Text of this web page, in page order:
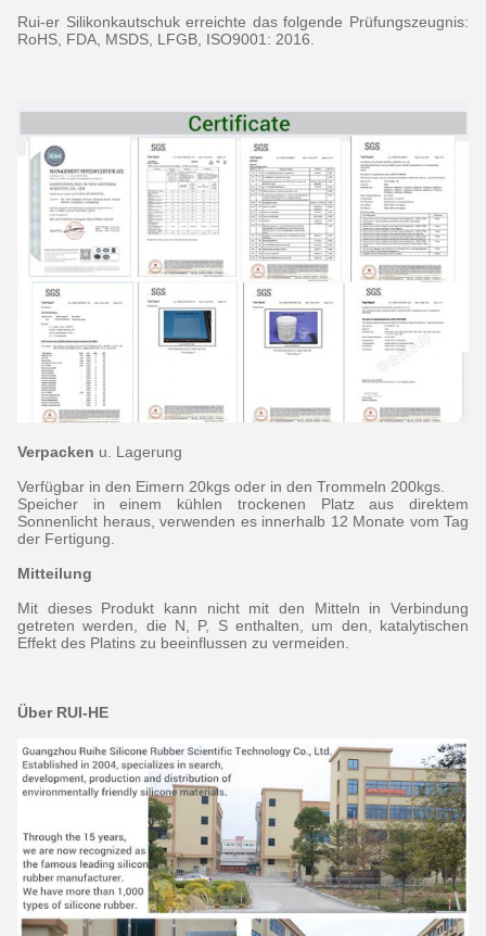
Rui-er Silikonkautschuk erreichte das folgende Prüfungszeugnis:
RoHS, FDA, MSDS, LFGB, ISO9001: 2016.
Verpacken u. Lagerung
Verfügbar in den Eimern 20kgs oder in den Trommeln 200kgs.
Speicher in einem kühlen trockenen Platz aus direktem
Sonnenlicht heraus, verwenden es innerhalb 12 Monate vom Tag
der Fertigung.
Mitteilung
Mit dieses Produkt kann nicht mit den Mitteln in Verbindung
getreten werden, die N, P, S enthalten, um den, katalytischen
Effekt des Platins zu beeinflussen zu vermeiden.
Über RUI-HE